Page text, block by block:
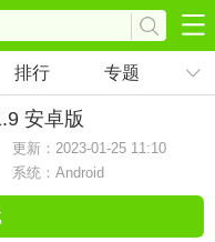
排行 专题
安卓版
更新：2023-01-25 11:10
系统：Android